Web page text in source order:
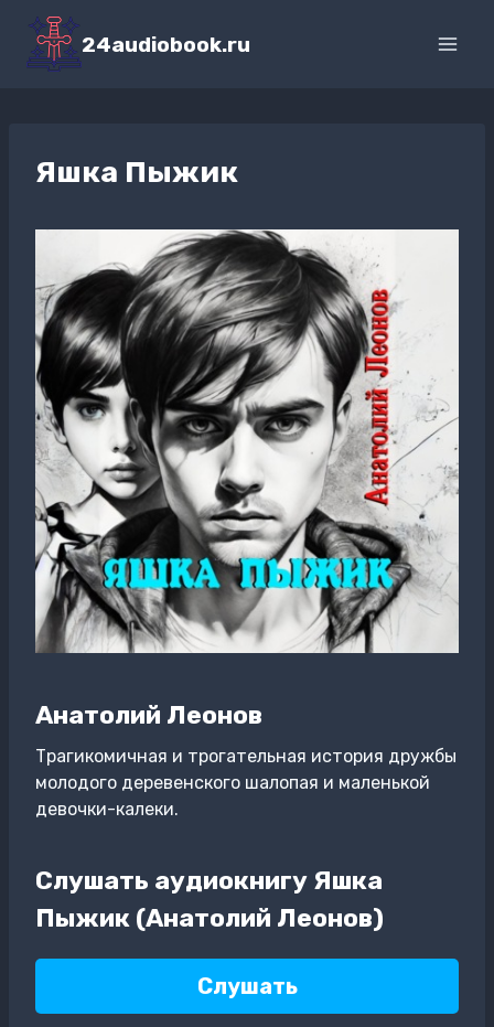
Перейти
содержимому
24audiobook.ru
Яшка Пыжик
Анатолий Леонов
Трагикомичная и трогательная история дружбы
молодого деревенского шалопая и маленькой
девочки-калеки.
Слушать аудиокнигу Яшка
Пыжик (Анатолий Леонов)
Слушать